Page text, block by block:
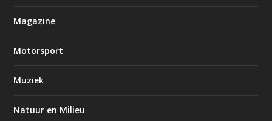
Magazine
Motorsport
Muziek
Natuur en Milieu